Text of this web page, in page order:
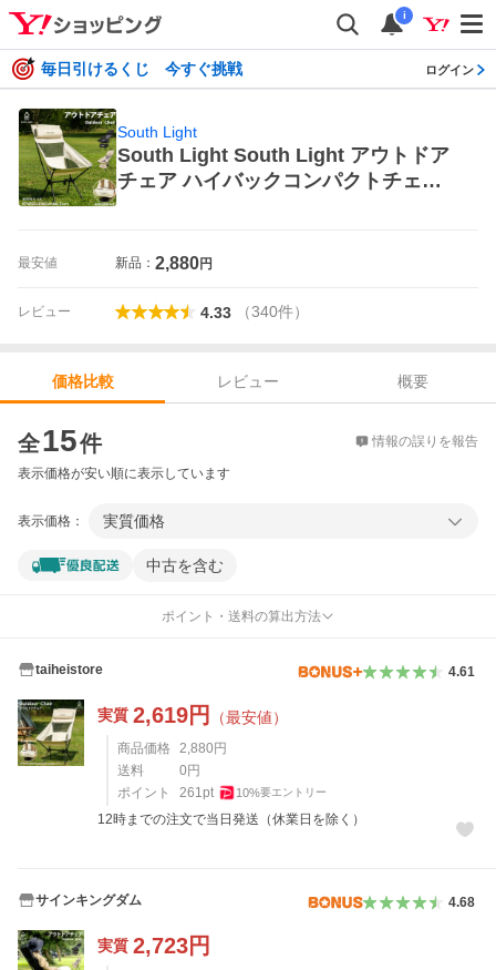
i
毎日引けるくじ 今すぐ挑戦 ログイン
South Light
South Light South Light アウトドア
チェア ハイバックコンパクトチェア s
最安値 新品： 2,880円
レビュー 4.33 （340件）
価格比較 レビュー
概要
全15件 情報の誤りを報告
表示価格が安い順に表示しています
表示価格： 実質価格
中古を含む
ポイント・送料の算出方法
taiheistore 4.61
実質 2,619円 （最安値）
商品価格 2,880 円
送料
0 円
ポイント
261pt 10%要エントリー
12時までの注文で当日発送（休業日を除く）
サインキングダム 4.68
実質 2,723円